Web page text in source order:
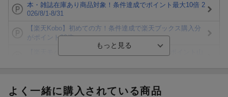
本・雑誌在庫あり商品対象！条件達成でポイント最大10倍 2
026/8/1-8/31
【楽天Kobo】初めての方！条件達成で楽天ブックス購入分
がポイント20倍
ト山分け
よく一緒に購入されている商品